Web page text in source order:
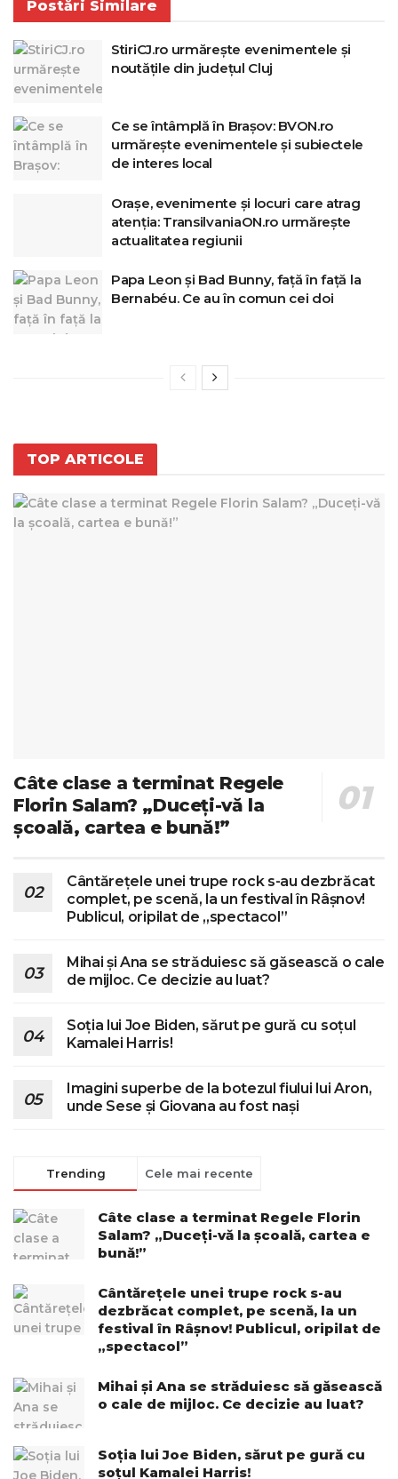
Postări Similare
StiriCJ.ro urmărește evenimentele și
noutățile din județul Cluj
Ce se întâmplă în Brașov: BVON.ro
urmărește evenimentele și subiectele
de interes local
Orașe, evenimente și locuri care atrag
atenția: TransilvaniaON.ro urmărește
actualitatea regiunii
Papa Leon și Bad Bunny, față în față la
Bernabéu. Ce au în comun cei doi
TOP ARTICOLE
Câte clase a terminat Regele
Florin Salam? „Duceți-vă la
școală, cartea e bună!”
Cântărețele unei trupe rock s-au dezbrăcat
complet, pe scenă, la un festival în Râșnov!
Publicul, oripilat de „spectacol”
Mihai și Ana se străduiesc să găsească o cale
de mijloc. Ce decizie au luat?
Soția lui Joe Biden, sărut pe gură cu soțul
Kamalei Harris!
Imagini superbe de la botezul fiului lui Aron,
unde Sese și Giovana au fost nași
Trending Cele mai recente
Câte clase a terminat Regele Florin
Salam? „Duceți-vă la școală, cartea e
bună!”
Cântărețele unei trupe rock s-au
dezbrăcat complet, pe scenă, la un
festival în Râșnov! Publicul, oripilat de
„spectacol”
Mihai și Ana se străduiesc să găsească
o cale de mijloc. Ce decizie au luat?
Soția lui Joe Biden, sărut pe gură cu
soțul Kamalei Harris!